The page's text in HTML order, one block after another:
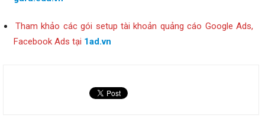
Tham khảo các gói setup tài khoản quảng cáo Google Ads,
Facebook Ads tại 1ad.vn